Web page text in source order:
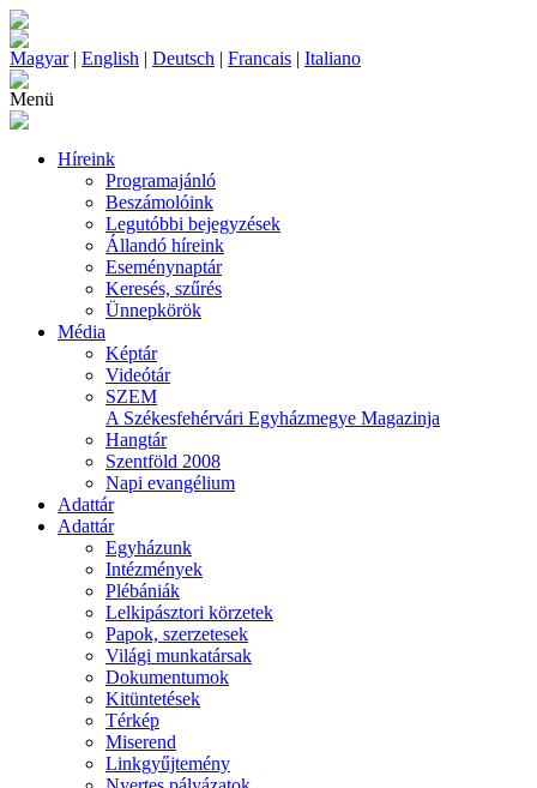
Magyar| English | Deutsch | Francais | Italiano
Menü
Híreink
Programajánló
Beszámolóink
Legutóbbi bejegyzések
Állandó híreink
Eseménynaptár
Keresés, szűrés
Ünnepkörök
Média
Képtár
Videótár
SZEM
A Székesfehérvári Egyházmegye Magazinja
Hangtár
Szentföld 2008
Napi evangélium
Adattár
Adattár
Egyházunk
Intézmények
Plébániák
Lelkipásztori körzetek
Papok, szerzetesek
Világi munkatársak
Dokumentumok
Kitüntetések
Térkép
Miserend
Linkgyűjtemény